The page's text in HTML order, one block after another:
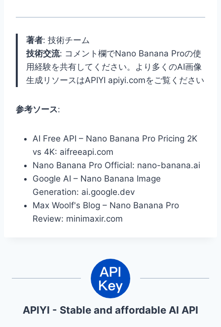
著者: 技術チーム
技術交流: コメント欄でNano Banana Proの使
用経験を共有してください。より多くのAI画像
生成リソースはAPIYI apiyi.comをご覧ください
参考ソース:
AI Free API – Nano Banana Pro Pricing 2K
vs 4K: aifreeapi.com
Nano Banana Pro Official: nano-banana.ai
Google AI – Nano Banana Image
Generation: ai.google.dev
Max Woolf's Blog – Nano Banana Pro
Review: minimaxir.com
APIYI - Stable and affordable AI API